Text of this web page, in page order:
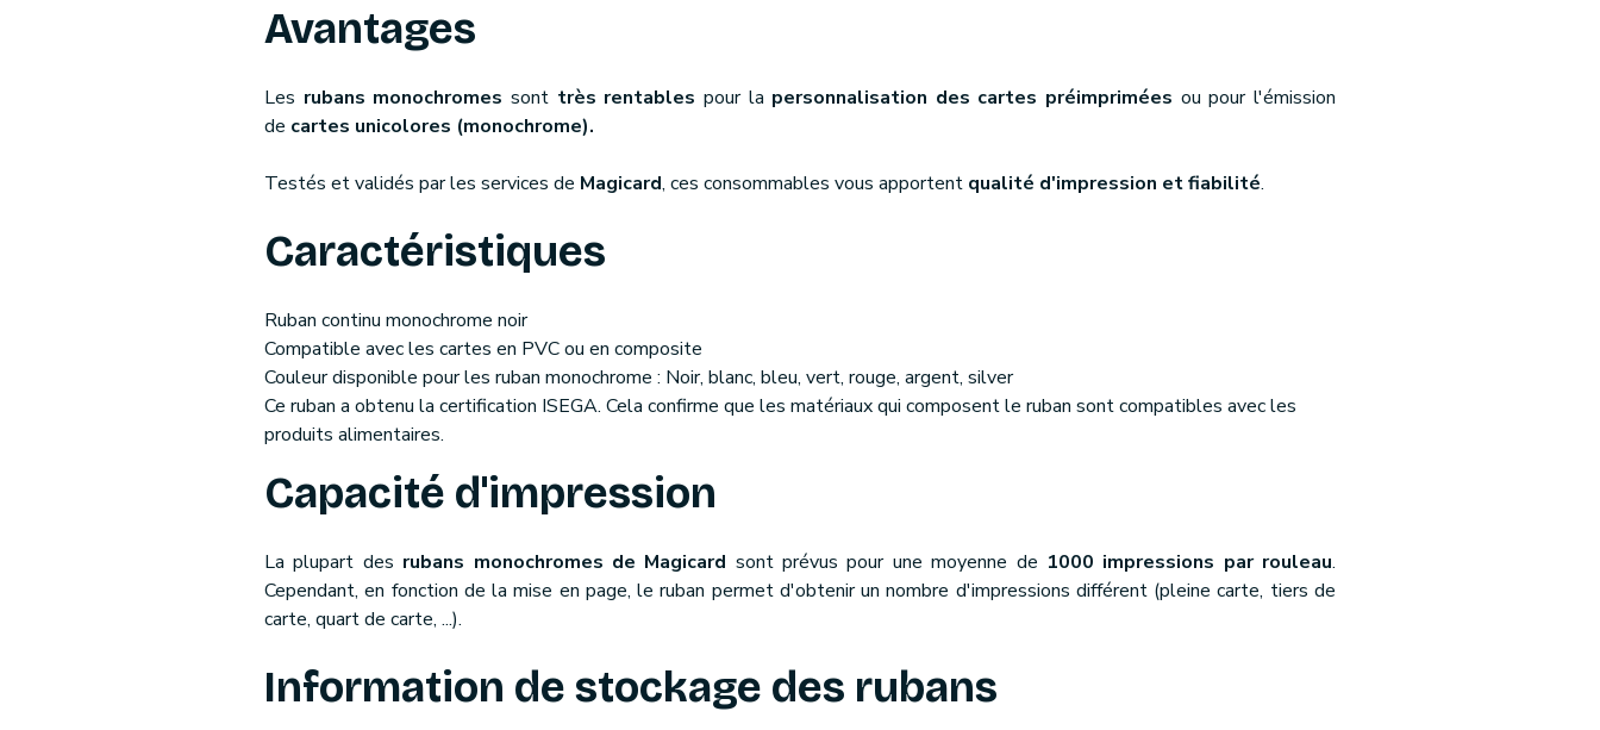
Avantages
Les rubans monochromes sont très rentables pour la personnalisation des cartes préimprimées ou pour l'émission
de cartes unicolores (monochrome).
Testés et validés par les services de Magicard, ces consommables vous apportent qualité d'impression et fiabilité.
Caractéristiques
Ruban continu monochrome noir
Compatible avec les cartes en PVC ou en composite
Couleur disponible pour les ruban monochrome : Noir, blanc, bleu, vert, rouge, argent, silver
Ce ruban a obtenu la certification ISEGA. Cela confirme que les matériaux qui composent le ruban sont compatibles avec les
produits alimentaires.
Capacité d'impression
La plupart des rubans monochromes de Magicard sont prévus pour une moyenne de 1000 impressions par rouleau.
Cependant, en fonction de la mise en page, le ruban permet d'obtenir un nombre d'impressions différent (pleine carte, tiers de
carte, quart de carte, ...).
Information de stockage des rubans